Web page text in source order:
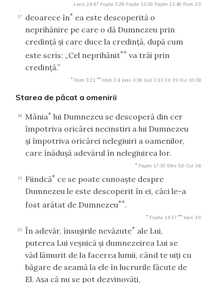
Luca 24:47 Fapte 3:26 Fapte 13:26 Fapte 13:46 Rom 2:9
17 deoarece în* ea este descoperită o
neprihănire pe care o dă Dumnezeu prin
credinţă şi care duce la credinţă, după cum
este scris: „Cel neprihănit** va trăi prin
credinţă.”
* Rom 3:21 ** Hab 2:4 Ioan 3:36 Gal 3:11 Fil 3:9 Evr 10:38
Starea de păcat a omenirii
18 Mânia* lui Dumnezeu se descoperă din cer
împotriva oricărei necinstiri a lui Dumnezeu
şi împotriva oricărei nelegiuiri a oamenilor,
care înăduşă adevărul în nelegiuirea lor.
* Fapte 17:30 Efes 5:6 Col 3:6
19 Fiindcă* ce se poate cunoaşte despre
Dumnezeu le este descoperit în ei, căci le-a
fost arătat de Dumnezeu**.
* Fapte 14:17 ** Ioan 1:9
20 În adevăr, însuşirile nevăzute* ale Lui,
puterea Lui veşnică şi dumnezeirea Lui se
văd lămurit de la facerea lumii, când te uiţi cu
băgare de seamă la ele în lucrurile făcute de
El. Aşa că nu se pot dezvinovăţi,